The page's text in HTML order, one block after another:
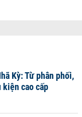
Kỳ: Từ phân phối,
cao cấp